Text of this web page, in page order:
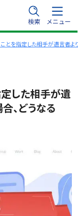
検索 メニュー
とを指定した相手が遺言者よ
した相手が遺
、どうなる